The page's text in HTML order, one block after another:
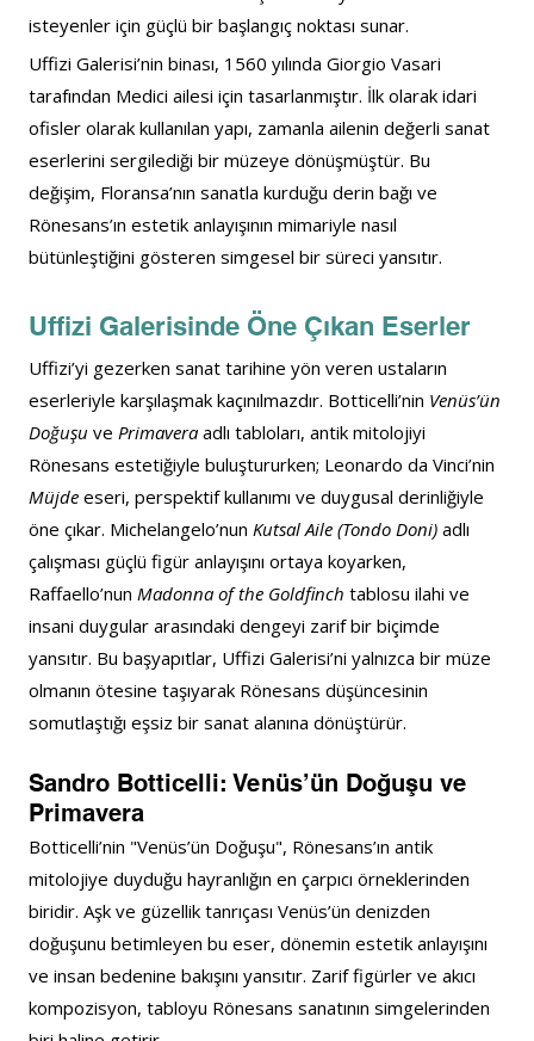
isteyenler için güçlü bir başlangıç noktası sunar.
Uffizi Galerisi’nin binası, 1560 yılında Giorgio Vasari
tarafından Medici ailesi için tasarlanmıştır. İlk olarak idari
ofisler olarak kullanılan yapı, zamanla ailenin değerli sanat
eserlerini sergilediği bir müzeye dönüşmüştür. Bu
değişim, Floransa’nın sanatla kurduğu derin bağı ve
Rönesans’ın estetik anlayışının mimariyle nasıl
bütünleştiğini gösteren simgesel bir süreci yansıtır.
Uffizi Galerisinde Öne Çıkan Eserler
Uffizi’yi gezerken sanat tarihine yön veren ustaların
eserleriyle karşılaşmak kaçınılmazdır. Botticelli’nin Venüs’ün
Doğuşu ve Primavera adlı tabloları, antik mitolojiyi
Rönesans estetiğiyle buluştururken; Leonardo da Vinci’nin
Müjde eseri, perspektif kullanımı ve duygusal derinliğiyle
öne çıkar. Michelangelo’nun Kutsal Aile (Tondo Doni) adlı
çalışması güçlü figür anlayışını ortaya koyarken,
Raffaello’nun Madonna of the Goldfinch tablosu ilahi ve
insani duygular arasındaki dengeyi zarif bir biçimde
yansıtır. Bu başyapıtlar, Uffizi Galerisi’ni yalnızca bir müze
olmanın ötesine taşıyarak Rönesans düşüncesinin
somutlaştığı eşsiz bir sanat alanına dönüştürür.
Sandro Botticelli: Venüs’ün Doğuşu ve
Primavera
Botticelli’nin "Venüs’ün Doğuşu", Rönesans’ın antik
mitolojiye duyduğu hayranlığın en çarpıcı örneklerinden
biridir. Aşk ve güzellik tanrıçası Venüs’ün denizden
doğuşunu betimleyen bu eser, dönemin estetik anlayışını
ve insan bedenine bakışını yansıtır. Zarif figürler ve akıcı
kompozisyon, tabloyu Rönesans sanatının simgelerinden